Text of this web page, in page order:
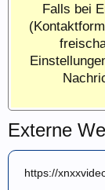
Falls bei
Externe
https://